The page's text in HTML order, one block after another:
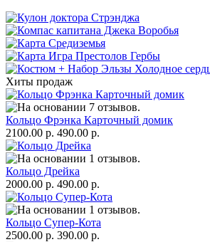
Хиты продаж
Кольцо Фрэнка Карточный домик
2100.00 р. 490.00 р.
Кольцо Дрейка
2000.00 р. 490.00 р.
Кольцо Супер-Кота
2500.00 р. 390.00 р.